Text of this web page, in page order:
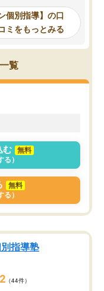
いなのがあり(有料)、受
ことをどんなスケジュー
くか相談したのですが、
ち期待したものではなく
内容でした。それでも明
やる気も出ましたし、苦
くなってきたようなので
個別指導】の口
ミをもっとみる
覧
む
無料
る）
無料
る）
指導塾
（44件）